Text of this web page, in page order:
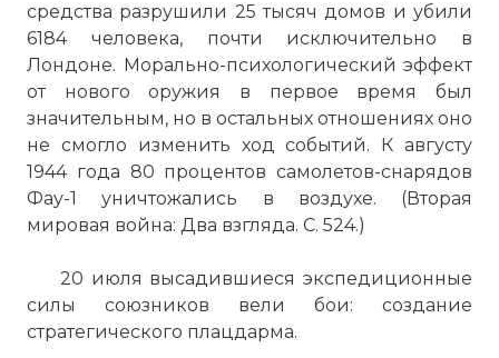
средства разрушили 25 тысяч домов и убили
6184 человека, почти исключительно в
Лондоне. Морально-психологический эффект
от нового оружия в первое время был
значительным, но в остальных отношениях оно
не смогло изменить ход событий. К августу
1944 года 80 процентов самолетов-снарядов
Фау-1 уничтожались в воздухе. (Вторая
мировая война: Два взгляда. С. 524.)
20 июля высадившиеся экспедиционные
силы союзников вели бои: создание
стратегического плацдарма.